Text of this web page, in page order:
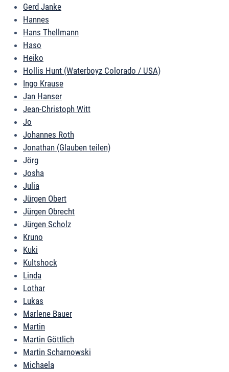
Gerd Janke
Hannes
Hans Thellmann
Haso
Heiko
Hollis Hunt (Waterboyz Colorado / USA)
Ingo Krause
Jan Hanser
Jean-Christoph Witt
Jo
Johannes Roth
Jonathan (Glauben teilen)
Jörg
Josha
Julia
Jürgen Obert
Jürgen Obrecht
Jürgen Scholz
Kruno
Kuki
Kultshock
Linda
Lothar
Lukas
Marlene Bauer
Martin
Martin Göttlich
Martin Scharnowski
Michaela